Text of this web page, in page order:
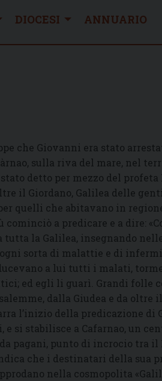
DIOCESI ANNUARIO
che Giovanni era stato
sulla riva del mare, nel
detto per mezzo del profeta
il Giordano, Galilea delle
quelli che abitavano in
cominciò a predicare e a dire:
tutta la Galilea, insegnando
sorta di malattie e di
a lui tutti i malati,
ed egli li guarì. Grandi folle
dalla Giudea e da oltre il
l’inizio della predicazione di
si stabilisce a Cafarnao, un
pagani, punto di incrocio tra il
che i destinatari della sua
nella cosmopolita